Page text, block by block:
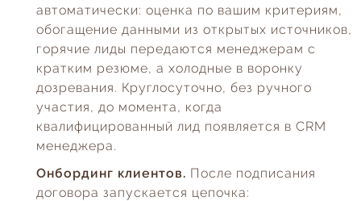
автоматически: оценка по вашим критериям,
обогащение данными из открытых источников,
горячие лиды передаются менеджерам с
кратким резюме, а холодные в воронку
дозревания. Круглосуточно, без ручного
участия, до момента, когда
квалифицированный лид появляется в CRM
менеджера.
Онбординг клиентов. После подписания
договора запускается цепочка: